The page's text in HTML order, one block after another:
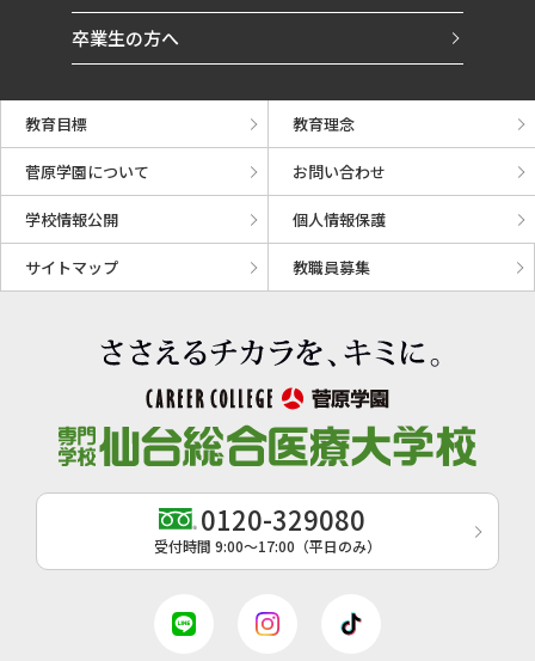
卒業生の方へ
教育目標 教育理念
菅原学園について お問い合わせ
学校情報公開 個人情報保護
サイトマップ 教職員募集
0120-329080
受付時間 9:00〜17:00（平日のみ）